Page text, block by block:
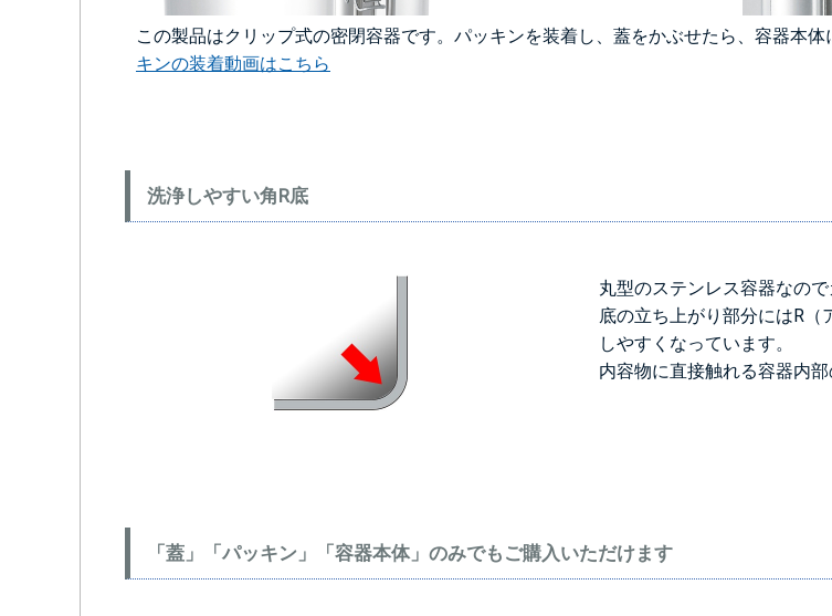
この製品はクリップ式の密閉容器です。パッキンを装着し、蓋をかぶせたら、容器本
キンの装着動画はこちら
洗浄しやすい角R底
丸型のステンレス容器なので
底の立ち上がり部分にはR
しやすくなっています。
内容物に直接触れる容器内
「蓋」「パッキン」「容器本体」のみでもご購入いただけます